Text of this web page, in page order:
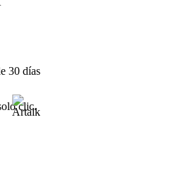
30 días